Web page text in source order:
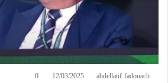
abdellatif fadouach
12/03/2025
0